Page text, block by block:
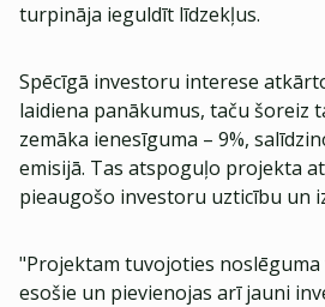
turpināja ieguldīt līdzekļus.
Spēcīgā investoru interese
laidiena panākumus, taču šoreiz
zemāka ienesīguma – 9%,
emisijā. Tas atspoguļo projekta
pieaugošo investoru uzticību un
"Projektam tuvojoties noslēguma
esošie un pievienojas arī jauni